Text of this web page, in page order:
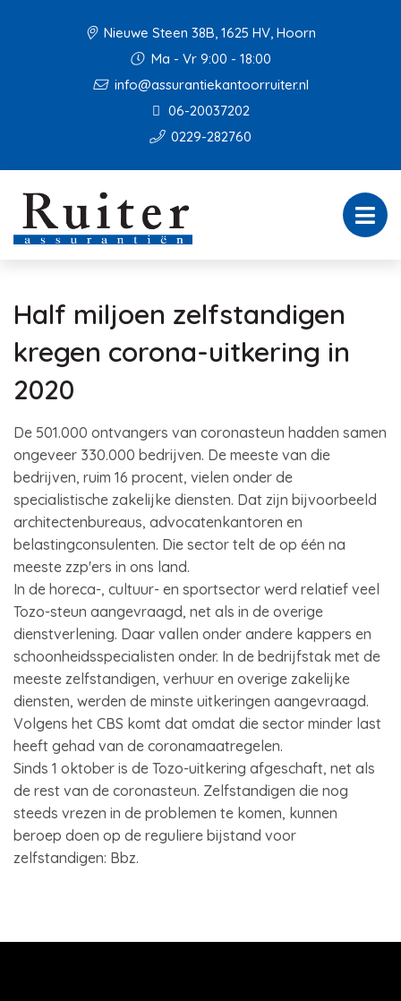
Nieuwe Steen 38B, 1625 HV, Hoorn
Ma - Vr 9:00 - 18:00
info@assurantiekantoorruiter.nl
06-20037202
0229-282760
Half miljoen zelfstandigen
kregen corona-uitkering in
2020
De 501.000 ontvangers van coronasteun hadden samen
ongeveer 330.000 bedrijven. De meeste van die
bedrijven, ruim 16 procent, vielen onder de
specialistische zakelijke diensten. Dat zijn bijvoorbeeld
architectenbureaus, advocatenkantoren en
belastingconsulenten. Die sector telt de op één na
meeste zzp'ers in ons land.
In de horeca-, cultuur- en sportsector werd relatief veel
Tozo-steun aangevraagd, net als in de overige
dienstverlening. Daar vallen onder andere kappers en
schoonheidsspecialisten onder. In de bedrijfstak met de
meeste zelfstandigen, verhuur en overige zakelijke
diensten, werden de minste uitkeringen aangevraagd.
Volgens het CBS komt dat omdat die sector minder last
heeft gehad van de coronamaatregelen.
Sinds 1 oktober is de Tozo-uitkering afgeschaft, net als
de rest van de coronasteun. Zelfstandigen die nog
steeds vrezen in de problemen te komen, kunnen
beroep doen op de reguliere bijstand voor
zelfstandigen: Bbz.